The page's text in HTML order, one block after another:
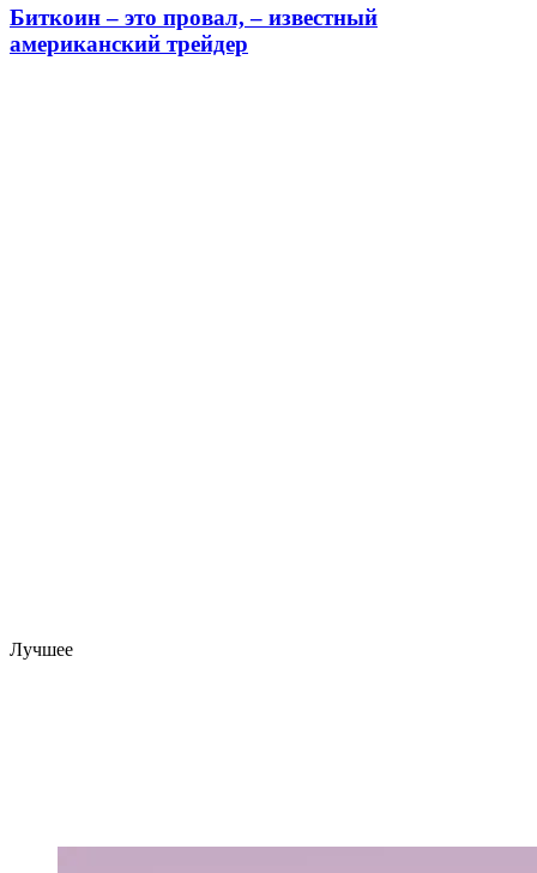
Биткоин – это провал, – известный
американский трейдер
Лучшее